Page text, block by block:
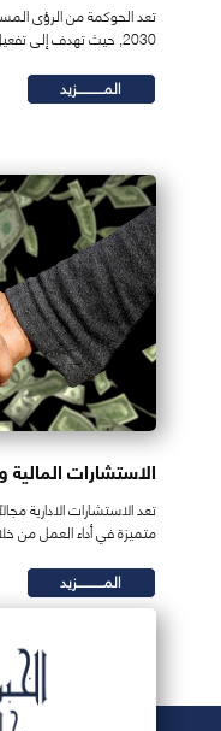
تعد الحوكمة من الرؤى
2030, حيث تهدف إلى تفعيل مسئولية
المـــــــــــزيد
الاستشارات المالية
تعد الاستشارات الادارية
متميزة في أداء العمل من
المـــــــــــزيد